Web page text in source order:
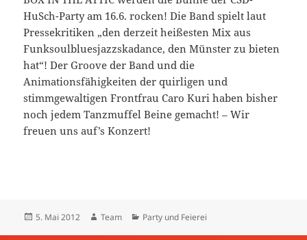
HuSch-Party am 16.6. rocken! Die Band spielt laut
Pressekritiken „den derzeit heißesten Mix aus
Funksoulbluesjazzskadance, den Münster zu bieten
hat“! Der Groove der Band und die
Animationsfähigkeiten der quirligen und
stimmgewaltigen Frontfrau Caro Kuri haben bisher
noch jedem Tanzmuffel Beine gemacht! – Wir
freuen uns auf’s Konzert!
Veröffentlicht
5. Mai 2012 Autor
Team Kategorien
Party und Feierei